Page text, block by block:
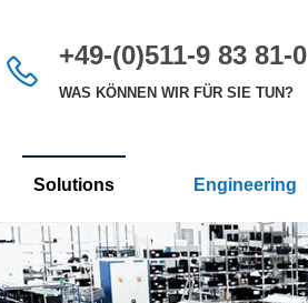
+49-(0)511-9 83 81-0
WAS KÖNNEN WIR FÜR SIE TUN?
Solutions Engineering